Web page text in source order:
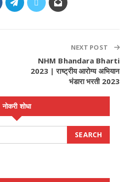
NEXT POST
NHM Bhandara Bharti
2023 | राष्ट्रीय आरोग्य अभियान
भंडारा भरती 2023
नोकरी शोधा